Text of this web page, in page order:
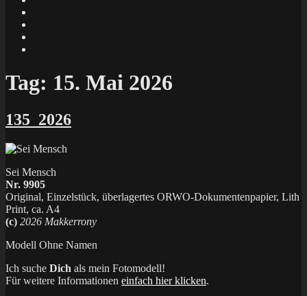
Tag: 15. Mai 2026
135_2026
Sei Mensch
Nr. 9905
Original, Einzelstück, überlagertes ORWO-Dokumentenpapier, Lith
Print, ca. A4
(c) 2026 Makkerrony
Modell Ohne Namen
Ich suche Dich als mein Fotomodell!
Für weitere Informationen einfach hier klicken.